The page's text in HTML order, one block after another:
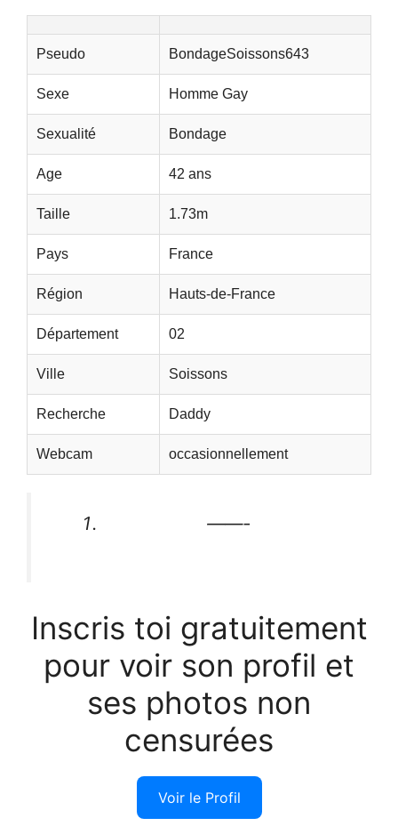
Pseudo BondageSoissons643
Sexe Homme Gay
Sexualité Bondage
Age 42 ans
Taille 1.73m
Pays France
Région Hauts-de-France
Département 02
Ville Soissons
Recherche Daddy
Webcam occasionnellement
——-
Inscris toi gratuitement
pour voir son profil et
ses photos non
censurées
Voir le Profil